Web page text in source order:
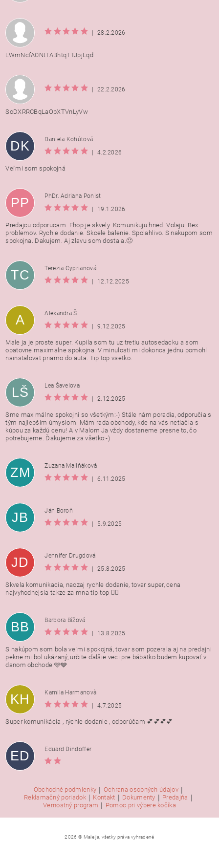
| 28.2.2026
LWmNcfACNtTABhtqTTJpjLqd
| 22.2.2026
SoDXRRCBqLaOpXTVnLyVw
DK
Daniela Kohútová
|
4.2.2026
Veľmi som spokojná
PP
PhDr. Adriana Ponist
|
19.1.2026
Predajcu odporucam. Ehop je skvely. Komunikuju hned. Volaju. Bex
problemov. Rychle dodanie. Skcele balenie. Spolahlivo. S nakupom som
spokojna. Dakujem. Aj zlavu som dostala.🙂
TC
Terezia Cyprianová
|
12.12.2025
A
Alexandra Š.
|
9.12.2025
Male ja je proste super. Kupila som tu uz tretiu autosedacku a som
opatovne maximalne spokojna. V minulosti mi dokonca jednu pomohli
nainstalovat priamo do auta. Tip top vsetko.
LŠ
Lea Šavelova
|
2.12.2025
Sme maximálne spokojní so všetkým:-) Stále nám poradia, odporučia s
tým najlepším úmyslom. Mám rada obchody, kde na vás netlačia s
kúpou za každú cenu! A v Malom Ja vždy dostaneme presne to, čo
potrebujeme. Ďakujeme za všetko:-)
ZM
Zuzana Maliňáková
|
6.11.2025
JB
Ján Boroň
|
5.9.2025
JD
Jennifer Drugdová
|
25.8.2025
Skvela komunikacia, naozaj rychle dodanie, tovar super, cena
najvyhodnejsia takze za mna tip-top 👍🏻
BB
Barbora Bížová
|
13.8.2025
S nakúpom som bola veľmi spokojná, tovar som pozerala aj na predajni
pekne mi bol ukázaný, určite ďalšie veci pre bábätko budem kupovať v
danom obchode 🩵🩶
KH
Kamila Harmanovà
|
4.7.2025
Super komunikácia , rýchle dodanie , odporúčam 💕💕💕💕
ED Eduard Dindoffer
Obchodné podmienky | Ochrana osobných údajov |
Reklamačný poriadok | Kontakt | Dokumenty | Predajňa |
Vernostný program | Pomoc pri výbere kočíka
2026 © Male ja, všetky práva vyhradené